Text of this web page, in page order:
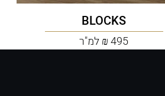
BLOCKS
495 ₪ למ"ר